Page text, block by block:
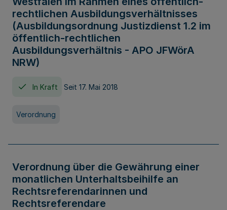
rechtlichen Ausbildungsverhältnisses
(Ausbildungsordnung Justizdienst 1.2 im
öffentlich-rechtlichen
Ausbildungsverhältnis - APO JFWörA
NRW)
In Kraft Seit 17. Mai 2018
Verordnung
Verordnung über die Gewährung einer
monatlichen Unterhaltsbeihilfe an
Rechtsreferendarinnen und
Rechtsreferendare